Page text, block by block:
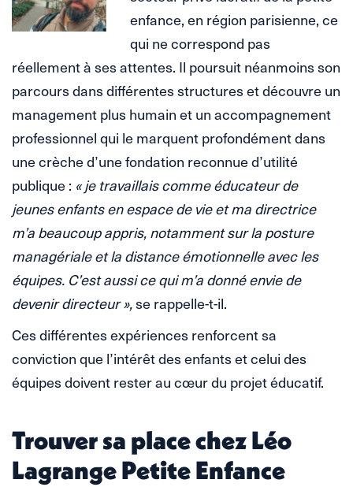
enfance, en région parisienne, ce
qui ne correspond pas
réellement à ses attentes. Il poursuit néanmoins son
parcours dans différentes structures et découvre un
management plus humain et un accompagnement
professionnel qui le marquent profondément dans
une crèche d’une fondation reconnue d’utilité
publique : « je travaillais comme éducateur de
jeunes enfants en espace de vie et ma directrice
m’a beaucoup appris, notamment sur la posture
managériale et la distance émotionnelle avec les
équipes. C’est aussi ce qui m’a donné envie de
devenir directeur »,se rappelle-t-il.
Ces différentes expériences renforcent sa
conviction que l’intérêt des enfants et celui des
équipes doivent rester au cœur du projet éducatif.
Trouver sa place chez Léo
Lagrange Petite Enfance